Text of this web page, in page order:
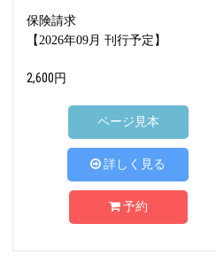
保険請求
【2026年09月 刊行予定】
2,600円
ページ見本
詳しく見る
予約